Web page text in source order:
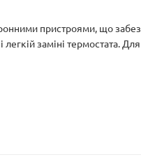
пристроями, що
заміні термостата.